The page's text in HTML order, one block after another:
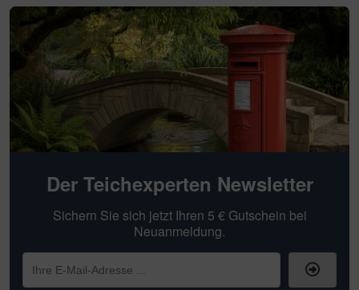
Der Teichexperten Newsletter
Sichern Sie sich jetzt Ihren 5 € Gutschein bei
Neuanmeldung.